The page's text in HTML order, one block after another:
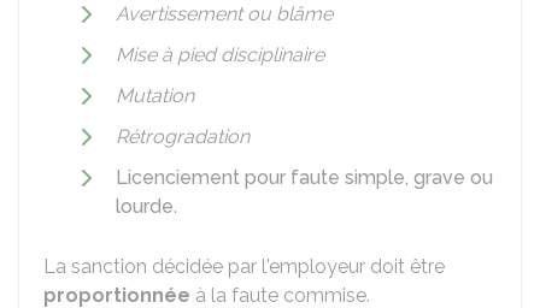
Avertissement ou blâme
Mise à pied disciplinaire
Mutation
Rétrogradation
Licenciement pour faute simple, grave ou
lourde.
La sanction décidée par l'employeur doit être
proportionnée à la faute commise.